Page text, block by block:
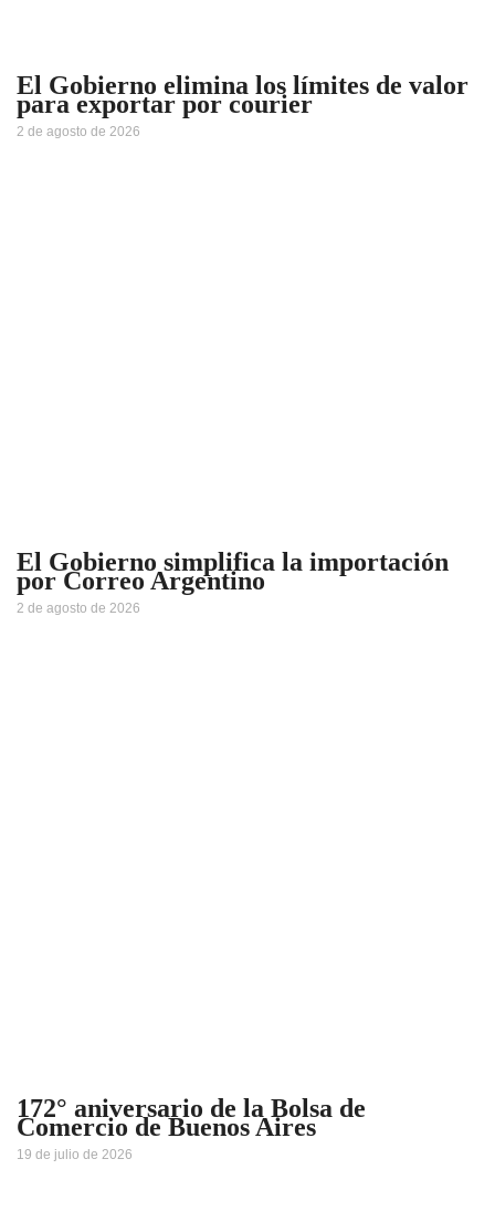
El Gobierno elimina los límites de valor
para exportar por courier
2 de agosto de 2026
El Gobierno simplifica la importación
por Correo Argentino
2 de agosto de 2026
172° aniversario de la Bolsa de
Comercio de Buenos Aires
19 de julio de 2026